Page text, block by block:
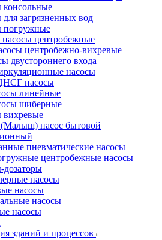
консольные
загрязненных вод
погружные
центробежные
центробежно-вихревые
двустороннего входа
насосы
насосы
линейные
шиберные
вихревые
(Малыш) насос бытовой
пневматические насосы
центробежные насосы
дозаторы
насосы
насосы
насосы
насосы
зданий и процессов